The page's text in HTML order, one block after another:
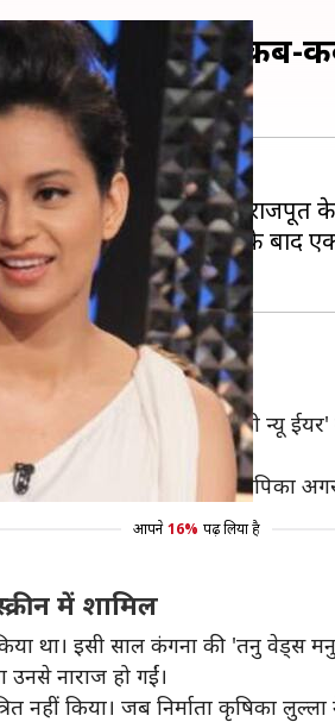
की लड़ाई, जानिए कब-
जाना जाता है। सुशांत सिंह
के डिप्रेशन को लेकर एक के बाद
में दीपिका को फिल्म 'हैप्पी न्यू
जबकि कंगना ने कहा कि दीपिका
आपने 16% पढ़ लिया है
में शामिल
था। इसी साल कंगना की 'तनु वेड्स मनु
नाराज हो गईं।
नहीं किया। जब निर्माता कृषिका